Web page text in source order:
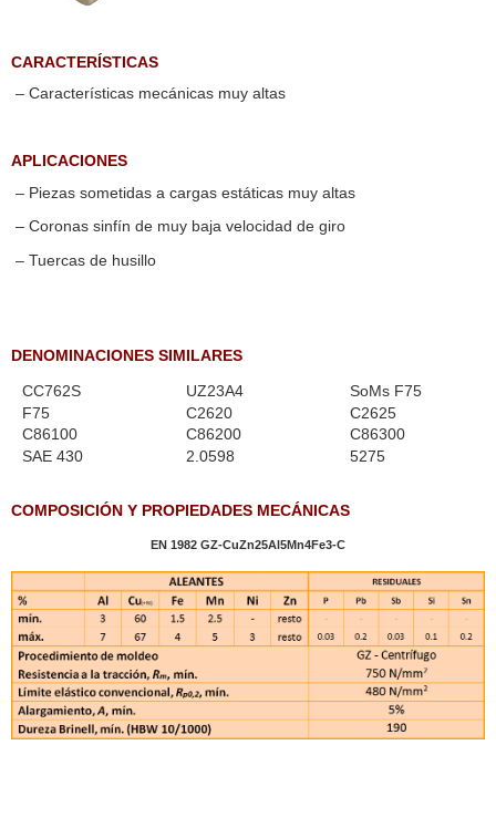
CARACTERÍSTICAS
– Características mecánicas muy altas
APLICACIONES
– Piezas sometidas a cargas estáticas muy altas
– Coronas sinfín de muy baja velocidad de giro
– Tuercas de husillo
DENOMINACIONES SIMILARES
CC762S
F75
C86100
SAE 430
UZ23A4
C2620
C86200
2.0598
SoMs F75
C2625
C86300
5275
COMPOSICIÓN Y PROPIEDADES MECÁNICAS
EN 1982 GZ-CuZn25Al5Mn4Fe3-C